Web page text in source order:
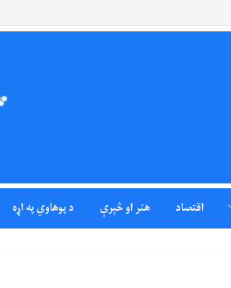
اقتصاد هنر او څېرې د پوهاوي په اړه